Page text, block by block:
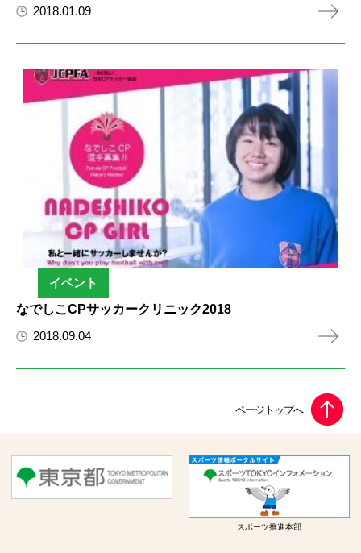
2018.01.09
イベント
なでしこCPサッカークリニック2018
2018.09.04
スポーツ推進本部